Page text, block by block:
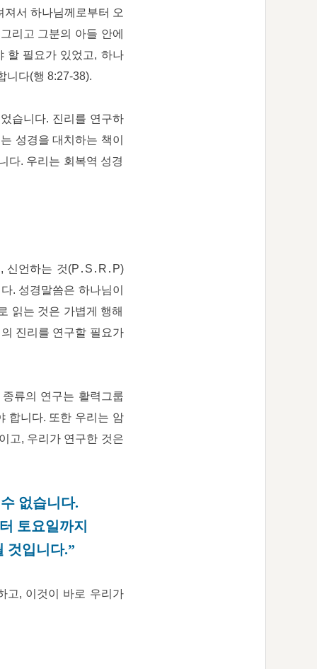
서 하나님께로부터 오
리고 그분의 아들 안에
할 필요가 있었고, 하나
니다(행 8:27-38).
습니다. 진리를 연구하
성경을 대치하는 책이
다. 우리는 회복역 성경
신언하는 것(P․S․R․P)
. 성경말씀은 하나님이
읽는 것은 가볍게 행해
진리를 연구할 필요가
류의 연구는 활력그룹
합니다. 또한 우리는 암
고, 우리가 연구한 것은
없습니다.
토요일까지
것입니다.”
고, 이것이 바로 우리가